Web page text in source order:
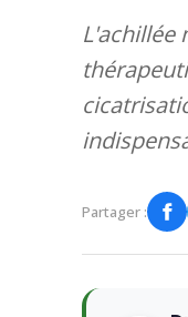
L'achillée
Partager :